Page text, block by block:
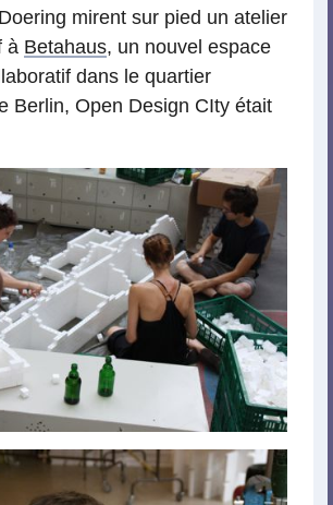
mirent sur pied un atelier
à Betahaus, un nouvel espace
dans le quartier
Berlin, Open Design CIty était